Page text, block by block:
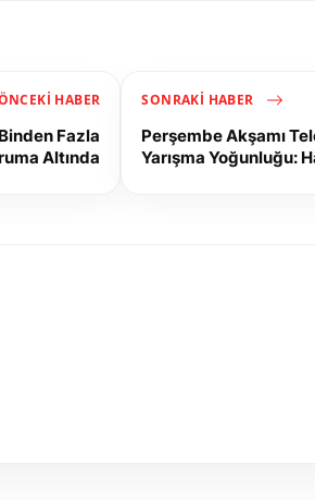
HABER
Fazla
Altında
SONRAKI HABER
Perşembe Akşamı
Yarışma Yoğunluğu: